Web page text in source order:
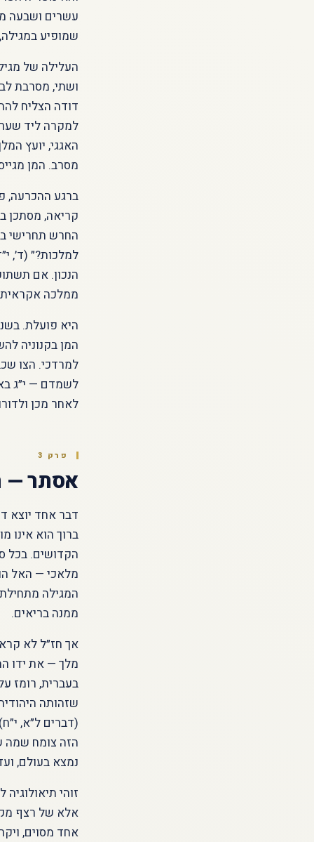
עשרים ושבעה
שמופיע
העלילה של
ושתי, מסרבת
דודה הצליח
למקרה ליד
האגגי, יועץ
מסרב. המן
ברגע ההכרעה,
קריאה, מסתכן
החרש תחרישי
למלכות?״ (ד׳,
הנכון. אם
ממלכה
היא פועלת.
המן בקנוניה
למרדכי. הצו
לשמדם — י״ג
לאחר מכן
פרק 3
אסתר —
דבר אחד יוצא
ברוך הוא אינו
הקדושים. בכל
מלאכי — האל
המגילה
ממנה בריאים.
אך חז״ל לא
מלך — את ידו
בעברית, רומז
שזהותה
(דברים ל״א,
הזה צומח שמה
נמצא בעולם,
זוהי
אלא של רצף
אחד מסוים,